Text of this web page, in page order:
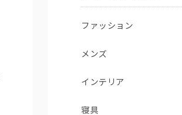
ファッション
メンズ
インテリア
寝具